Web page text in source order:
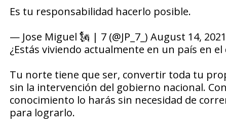
Es tu responsabilidad hacerlo posible.
— Jose Miguel 🗽 | 7 (@JP_7_) August 14, 2021
¿Estás viviendo actualmente en un país en
Tu norte tiene que ser, convertir toda tu
sin la intervención del gobierno nacional.
conocimiento lo harás sin necesidad de
para lograrlo.